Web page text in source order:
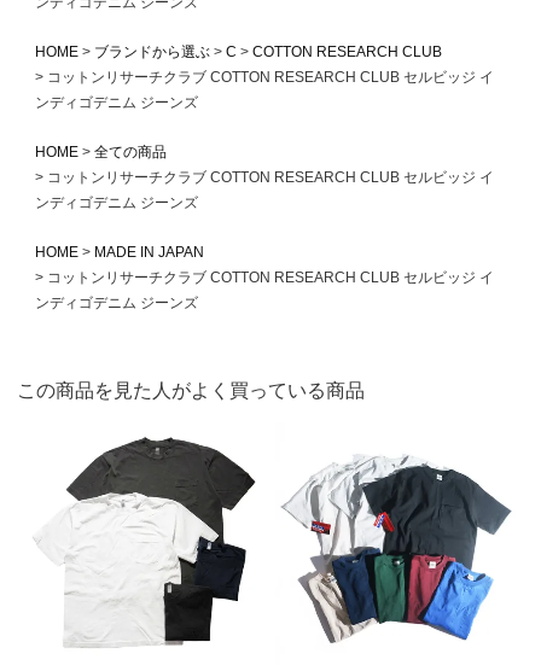
HOME ブランドから選ぶ C
COTTON RESEARCH CLUB
コットンリサーチクラブ COTTON RESEARCH CLUB セルビッジ イ
ンディゴデニム ジーンズ
HOME
全ての商品
コットンリサーチクラブ COTTON RESEARCH CLUB セルビッジ イ
ンディゴデニム ジーンズ
HOME
MADE IN JAPAN
コットンリサーチクラブ COTTON RESEARCH CLUB セルビッジ イ
ンディゴデニム ジーンズ
この商品を見た人がよく買っている商品